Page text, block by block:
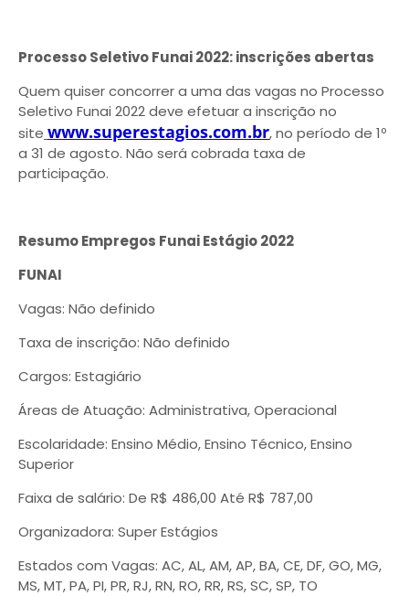
Processo Seletivo Funai 2022: inscrições abertas
Quem quiser concorrer a uma das vagas no Processo
Seletivo Funai 2022 deve efetuar a inscrição no
site www.superestagios.com.br, no período de 1º
a 31 de agosto. Não será cobrada taxa de
participação.
Resumo Empregos Funai Estágio 2022
FUNAI
Vagas: Não definido
Taxa de inscrição: Não definido
Cargos: Estagiário
Áreas de Atuação: Administrativa, Operacional
Escolaridade: Ensino Médio, Ensino Técnico, Ensino
Superior
Faixa de salário: De R$ 486,00 Até R$ 787,00
Organizadora: Super Estágios
Estados com Vagas: AC, AL, AM, AP, BA, CE, DF, GO, MG,
MS, MT, PA, PI, PR, RJ, RN, RO, RR, RS, SC, SP, TO